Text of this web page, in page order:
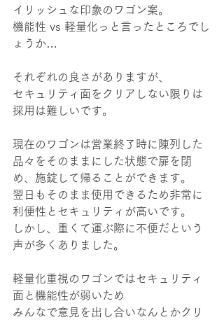
イリッシュな印象のワゴン案。
機能性 vs 軽量化っと言ったところでし
ょうか…
それぞれの良さがありますが、
セキュリティ面をクリアしない限りは
採用は難しいです。
現在のワゴンは営業終了時に陳列した
品々をそのままにした状態で扉を閉
め、施錠して帰ることができます。
翌日もそのまま使用できるため非常に
利便性とセキュリティが高いです。
しかし、重くて運ぶ際に不便だという
声が多くありました。
軽量化重視のワゴンではセキュリティ
面と機能性が弱いため
みんなで意見を出し合いなんとかクリ